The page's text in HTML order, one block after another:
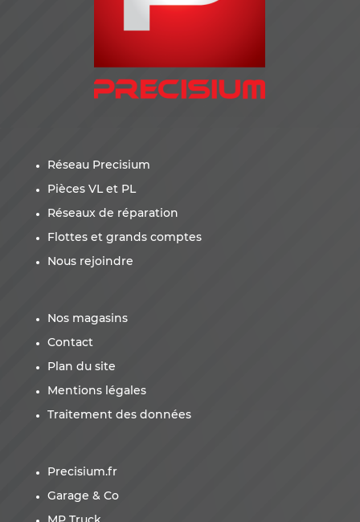
Réseau Precisium
Pièces VL et PL
Réseaux de réparation
Flottes et grands comptes
Nous rejoindre
Nos magasins
Contact
Plan du site
Mentions légales
Traitement des données
Precisium.fr
Garage & Co